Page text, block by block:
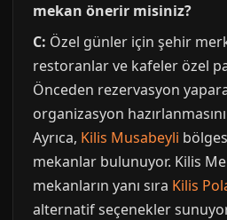
mekan önerir misiniz?
C: Özel günler için şehir
restoranlar ve kafeler özel
Önceden rezervasyon
organizasyon
Ayrıca, Kilis Musabeyli
mekanlar bulunuyor. Kilis
mekanların yanı sıra Kilis
alternatif seçenekler